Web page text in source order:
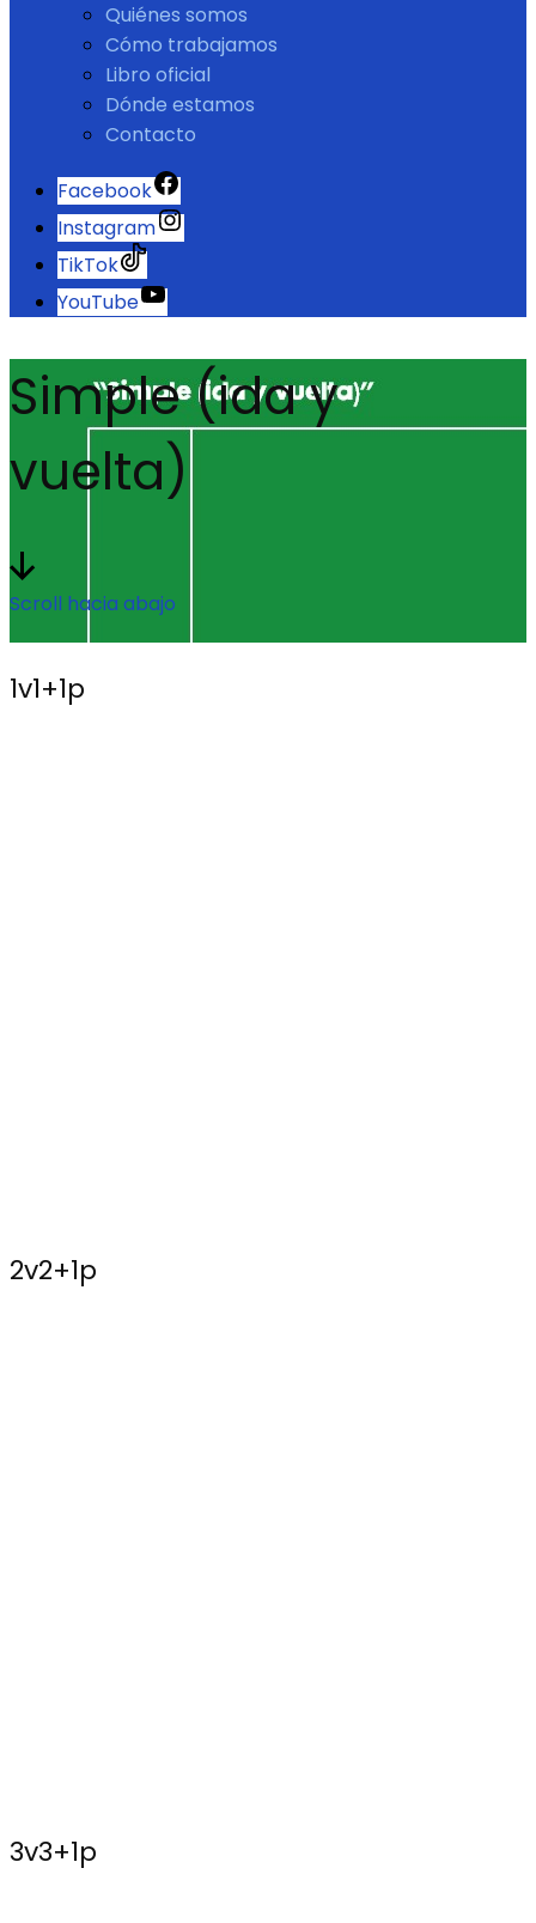
Quiénes somos
Cómo trabajamos
Libro oficial
Dónde estamos
Contacto
Facebook
Instagram
TikTok
YouTube
Simple (ida y
vuelta)
Scroll hacia abajo
1v1+1p
2v2+1p
3v3+1p